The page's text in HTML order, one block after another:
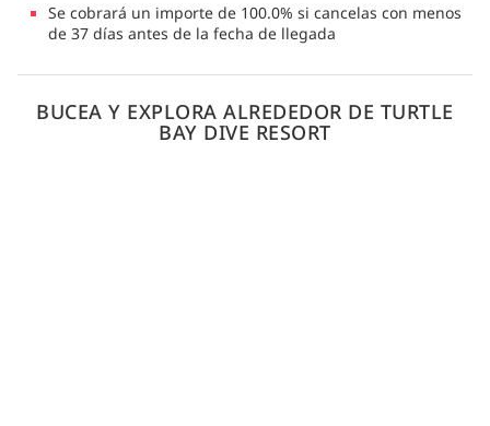
Se cobrará un importe de 100.0% si cancelas con menos
de 37 días antes de la fecha de llegada
BUCEA Y EXPLORA ALREDEDOR DE TURTLE
BAY DIVE RESORT